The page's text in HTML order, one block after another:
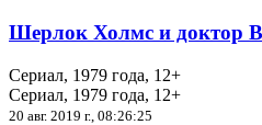
Шерлок Холмс и доктор
Сериал, 1979 года, 12+
Сериал, 1979 года, 12+
20 авг. 2019 г., 08:26:25